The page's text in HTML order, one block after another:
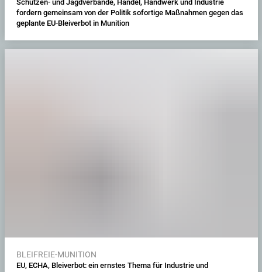
Schützen- und Jagdverbände, Handel, Handwerk und Industrie
fordern gemeinsam von der Politik sofortige Maßnahmen gegen das
geplante EU-Bleiverbot in Munition
BLEIFREIE-MUNITION
EU, ECHA, Bleiverbot: ein ernstes Thema für Industrie und